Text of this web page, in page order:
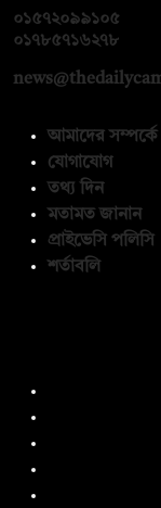
০১৫৭২০৯৯১০৫
০১৭৮৫৭১৬২৭৮
আমাদের সম্পর্কে
যোগাযোগ
তথ্য দিন
মতামত জানান
প্রাইভেসি পলিসি
শর্তাবলি